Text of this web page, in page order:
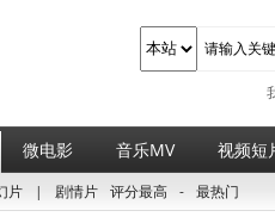
微电影 音乐MV 视频短
片 | 剧情片 评分最高 - 最热门